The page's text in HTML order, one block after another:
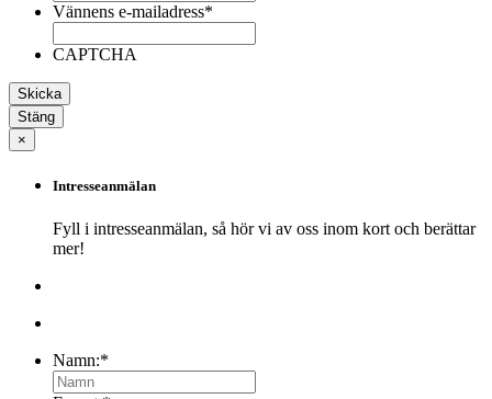
Vännens e-mailadress*
CAPTCHA
Stäng
×
Intresseanmälan
Fyll i intresseanmälan, så hör vi av oss inom kort och berättar
mer!
Namn:*